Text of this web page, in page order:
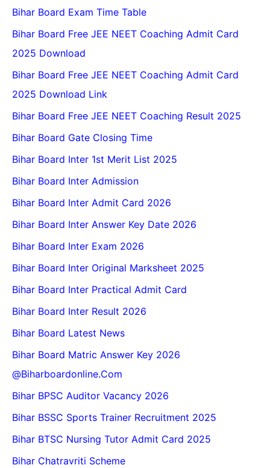
Bihar Board Exam Time Table
Bihar Board Free JEE NEET Coaching Admit Card
2025 Download
Bihar Board Free JEE NEET Coaching Admit Card
2025 Download Link
Bihar Board Free JEE NEET Coaching Result 2025
Bihar Board Gate Closing Time
Bihar Board Inter 1st Merit List 2025
Bihar Board Inter Admission
Bihar Board Inter Admit Card 2026
Bihar Board Inter Answer Key Date 2026
Bihar Board Inter Exam 2026
Bihar Board Inter Original Marksheet 2025
Bihar Board Inter Practical Admit Card
Bihar Board Inter Result 2026
Bihar Board Latest News
Bihar Board Matric Answer Key 2026
@biharboardonline.com
Bihar BPSC Auditor Vacancy 2026
Bihar BSSC Sports Trainer Recruitment 2025
Bihar BTSC Nursing Tutor Admit Card 2025
Bihar Chatravriti Scheme